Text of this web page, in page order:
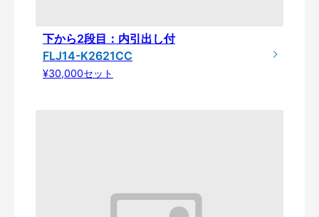
下から2段目：内引出し付
FLJ14-K2621CC
¥30,000セット